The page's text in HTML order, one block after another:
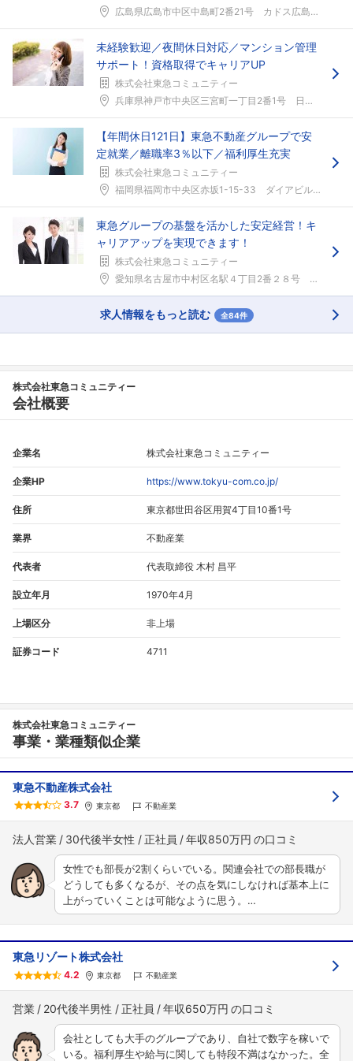
広島県広島市中区中島町2番21号 カドス広島平和公...
未経験歓迎／夜間休日対応／マンション管理
サポート！資格取得でキャリアUP
株式会社東急コミュニティー
兵庫県神戸市中央区三宮町一丁目2番1号 日住神戸三...
【年間休日121日】東急不動産グループで安
定就業／離職率3％以下／福利厚生充実
株式会社東急コミュニティー
福岡県福岡市中央区赤坂1-15-33 ダイアビル福...
東急グループの基盤を活かした安定経営！キ
ャリアアップを実現できます！
株式会社東急コミュニティー
愛知県名古屋市中村区名駅４丁目2番２８号 名古屋第...
求人情報をもっと読む 全84件
株式会社東急コミュニティー
会社概要
企業名 株式会社東急コミュニティー
企業HP https://www.tokyu-com.co.jp/
住所 東京都世田谷区用賀4丁目10番1号
業界 不動産業
代表者 代表取締役 木村 昌平
設立年月 1970年4月
上場区分 非上場
証券コード 4711
株式会社東急コミュニティー
事業・業種類似企業
東急不動産株式会社
3.7 東京都 不動産業
法人営業 30代後半女性 正社員 年収850万円
女性でも部長が2割くらいでいる。関連会社での部長職が
どうしても多くなるが、その点を気にしなければ基本上に
上がっていくことは可能なように思う。…
東急リゾート株式会社
4.2 東京都 不動産業
営業 20代後半男性 正社員 年収650万円
会社としても大手のグループであり、自社で数字を稼いで
いる。福利厚生や給与に関しても特段不満はなかった。全